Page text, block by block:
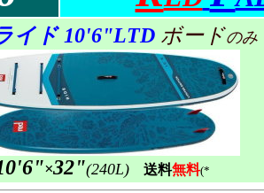
イド10'6"LTD ボードのみ
×32"(240L) 送料無料(*